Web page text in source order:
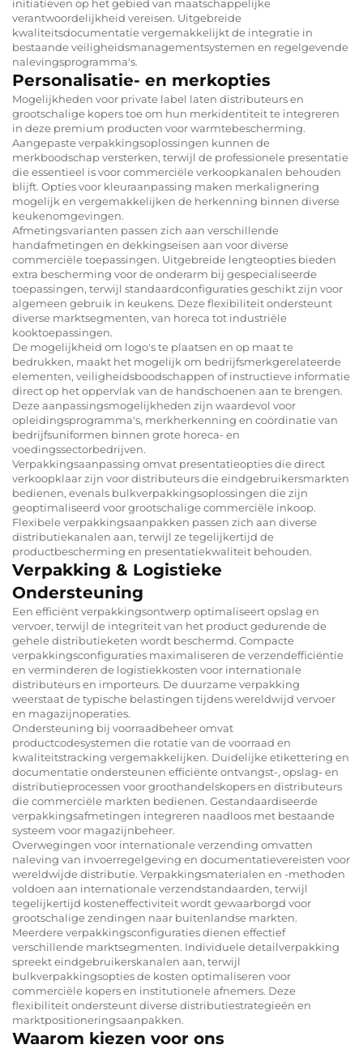
initiatieven op het gebied van maatschappelijke
verantwoordelijkheid vereisen. Uitgebreide
kwaliteitsdocumentatie vergemakkelijkt de integratie in
bestaande veiligheidsmanagementsystemen en regelgevende
nalevingsprogramma's.
Personalisatie- en merkopties
Mogelijkheden voor private label laten distributeurs en
grootschalige kopers toe om hun merkidentiteit te integreren
in deze premium producten voor warmtebescherming.
Aangepaste verpakkingsoplossingen kunnen de
merkboodschap versterken, terwijl de professionele presentatie
die essentieel is voor commerciële verkoopkanalen behouden
blijft. Opties voor kleuraanpassing maken merkalignering
mogelijk en vergemakkelijken de herkenning binnen diverse
keukenomgevingen.
Afmetingsvarianten passen zich aan verschillende
handafmetingen en dekkingseisen aan voor diverse
commerciële toepassingen. Uitgebreide lengteopties bieden
extra bescherming voor de onderarm bij gespecialiseerde
toepassingen, terwijl standaardconfiguraties geschikt zijn voor
algemeen gebruik in keukens. Deze flexibiliteit ondersteunt
diverse marktsegmenten, van horeca tot industriële
kooktoepassingen.
De mogelijkheid om logo's te plaatsen en op maat te
bedrukken, maakt het mogelijk om bedrijfsmerkgerelateerde
elementen, veiligheidsboodschappen of instructieve informatie
direct op het oppervlak van de handschoenen aan te brengen.
Deze aanpassingsmogelijkheden zijn waardevol voor
opleidingsprogramma's, merkherkenning en coördinatie van
bedrijfsuniformen binnen grote horeca- en
voedingssectorbedrijven.
Verpakkingsaanpassing omvat presentatieopties die direct
verkoopklaar zijn voor distributeurs die eindgebruikersmarkten
bedienen, evenals bulkverpakkingsoplossingen die zijn
geoptimaliseerd voor grootschalige commerciële inkoop.
Flexibele verpakkingsaanpakken passen zich aan diverse
distributiekanalen aan, terwijl ze tegelijkertijd de
productbescherming en presentatiekwaliteit behouden.
Verpakking & Logistieke
Ondersteuning
Een efficiënt verpakkingsontwerp optimaliseert opslag en
vervoer, terwijl de integriteit van het product gedurende de
gehele distributieketen wordt beschermd. Compacte
verpakkingsconfiguraties maximaliseren de verzendefficiëntie
en verminderen de logistiekkosten voor internationale
distributeurs en importeurs. De duurzame verpakking
weerstaat de typische belastingen tijdens wereldwijd vervoer
en magazijnoperaties.
Ondersteuning bij voorraadbeheer omvat
productcodesystemen die rotatie van de voorraad en
kwaliteitstracking vergemakkelijken. Duidelijke etikettering en
documentatie ondersteunen efficiënte ontvangst-, opslag- en
distributieprocessen voor groothandelskopers en distributeurs
die commerciële markten bedienen. Gestandaardiseerde
verpakkingsafmetingen integreren naadloos met bestaande
systeem voor magazijnbeheer.
Overwegingen voor internationale verzending omvatten
naleving van invoerregelgeving en documentatievereisten voor
wereldwijde distributie. Verpakkingsmaterialen en -methoden
voldoen aan internationale verzendstandaarden, terwijl
tegelijkertijd kosteneffectiviteit wordt gewaarborgd voor
grootschalige zendingen naar buitenlandse markten.
Meerdere verpakkingsconfiguraties dienen effectief
verschillende marktsegmenten. Individuele detailverpakking
spreekt eindgebruikerskanalen aan, terwijl
bulkverpakkingsopties de kosten optimaliseren voor
commerciële kopers en institutionele afnemers. Deze
flexibiliteit ondersteunt diverse distributiestrategieën en
marktpositioneringsaanpakken.
Waarom kiezen voor ons